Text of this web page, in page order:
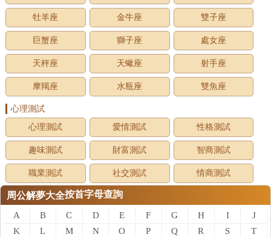
牡羊座 金牛座 雙子座
巨蟹座 獅子座 處女座
天秤座 天蠍座 射手座
摩羯座 水瓶座 雙魚座
心理測試
心理測試
愛情測試 性格測試
趣味測試 財富測試 智商測試
職業測試 社交測試 情商測試
周公解夢大全按首字母查詢
A B C D E F G H I
J
K
L M N O P Q R S T